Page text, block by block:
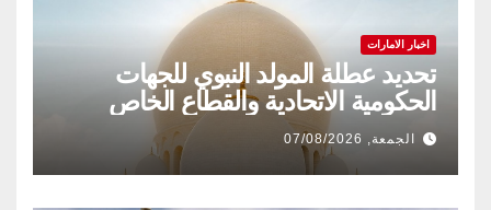
اخبار الامارات
تحديد عطلة المولد النبوي للجهات
الحكومية الاتحادية والقطاع الخاص
الجمعة, 07/08/2026